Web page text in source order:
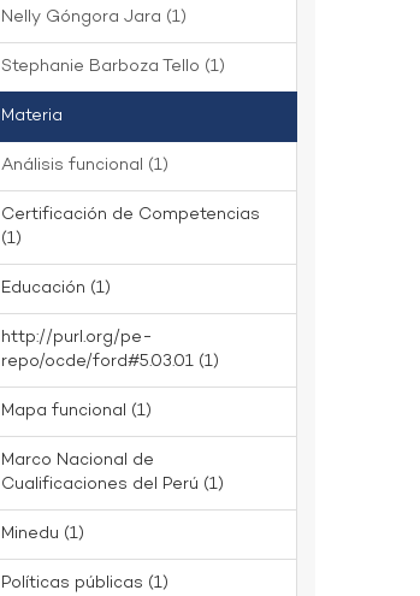
Nelly Góngora Jara (1)
Stephanie Barboza Tello (1)
Materia
Análisis funcional (1)
Certificación de Competencias
(1)
Educación (1)
http://purl.org/pe-
repo/ocde/ford#5.03.01 (1)
Mapa funcional (1)
Marco Nacional de
Cualificaciones del Perú (1)
Minedu (1)
Políticas públicas (1)